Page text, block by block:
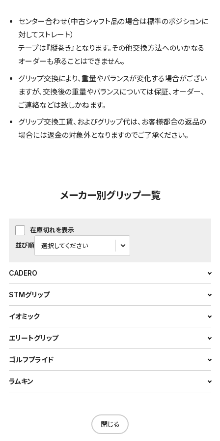
センター合わせ（中古シャフト品の場合は標準のポジションに
対してストレート）
テープは『縦巻き』となります。その他交換方法へのいかなる
オーダーも承ることはできません。
グリップ交換により、重量やバランスが変化する場合がござい
ますが、交換後の重量やバランスについては保証、オーダー、
ご連絡などは致しかねます。
グリップ交換工賃、およびグリップ代は、お客様都合の返品の
場合には返金の対象外となりますのでご了承ください。
メーカー別グリップ一覧
在庫切れを表示
並び順
CADERO
STMグリップ
イオミック
エリートグリップ
ゴルフプライド
ラムキン
閉じる